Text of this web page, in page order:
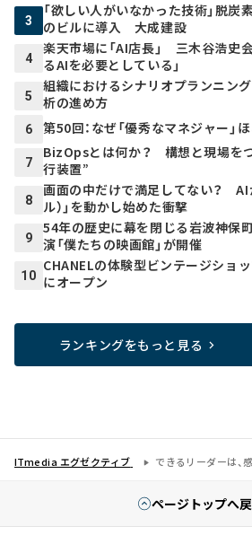
3
「欲しい人がいなかった技術」脱炭
のビルに導入 大成建設
4
楽天市場に「AI店長」 三木谷浩史
るAIを必要としている」
5
組織におけるシナリオプランニング
析の進め方
6 第50回：なぜ「優秀なマネジャー」
7
BizOpsとは何か？ 構想と現場を
行装置”
8
画面の中だけで満足してない？ AI
ル）」を動かし始めた衝撃
9
54年の歴史に幕を閉じる岩波神保
演「僕たちの映画館」が開催
10
CHANELの体験型ビンテージショッ
にオープン
ランキングをもっと見る
ITmedia エグゼクティブ できるリーダーは、
ページトップへ